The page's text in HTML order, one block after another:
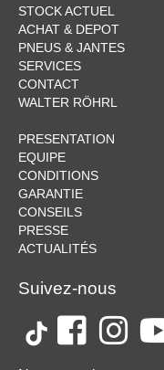
STOCK ACTUEL
ACHAT & DEPOT
PNEUS & JANTES
SERVICES
CONTACT
WALTER RÖHRL
PRESENTATION
EQUIPE
CONDITIONS
GARANTIE
CONSEILS
PRESSE
ACTUALITÉS
Suivez-nous